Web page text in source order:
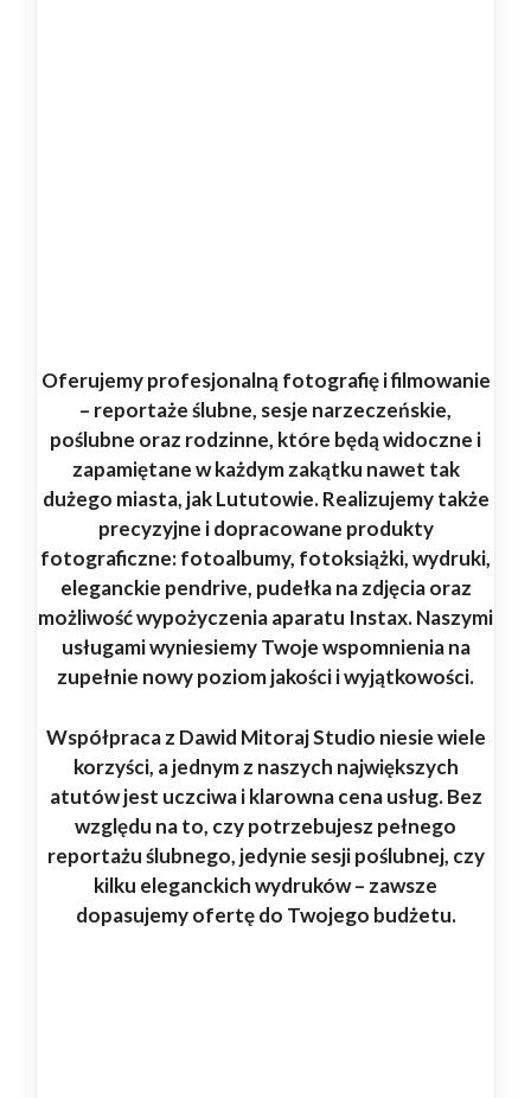
Oferujemy profesjonalną fotografię i filmowanie
– reportaże ślubne, sesje narzeczeńskie,
poślubne oraz rodzinne, które będą widoczne i
zapamiętane w każdym zakątku nawet tak
dużego miasta, jak Lututowie. Realizujemy także
precyzyjne i dopracowane produkty
fotograficzne: fotoalbumy, fotoksiążki, wydruki,
eleganckie pendrive, pudełka na zdjęcia oraz
możliwość wypożyczenia aparatu Instax. Naszymi
usługami wyniesiemy Twoje wspomnienia na
zupełnie nowy poziom jakości i wyjątkowości.
Współpraca z Dawid Mitoraj Studio niesie wiele
korzyści, a jednym z naszych największych
atutów jest uczciwa i klarowna cena usług. Bez
względu na to, czy potrzebujesz pełnego
reportażu ślubnego, jedynie sesji poślubnej, czy
kilku eleganckich wydruków – zawsze
dopasujemy ofertę do Twojego budżetu.